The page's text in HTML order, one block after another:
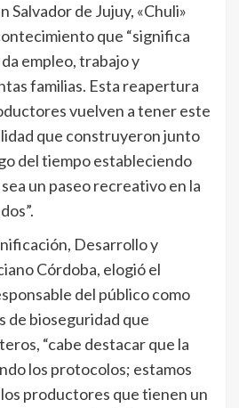
Salvador de Jujuy, «Chuli»
que “significa
empleo, trabajo y
familias. Esta reapertura
vuelven a tener este
que construyeron junto
del tiempo estableciendo
un paseo recreativo en la
Desarrollo y
Córdoba, elogió el
del público como
de bioseguridad que
“cabe destacar que la
los protocolos; estamos
productores que tienen un